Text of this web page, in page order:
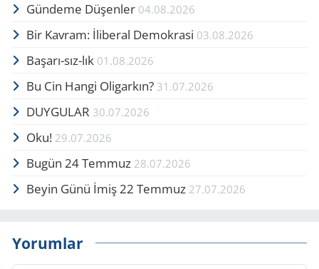
Gündeme Düşenler 04.08.2026
Bir Kavram: İliberal Demokrasi 03.08.2026
Başarı-sız-lık 01.08.2026
Bu Cin Hangi Oligarkın? 31.07.2026
DUYGULAR 30.07.2026
Oku! 29.07.2026
Bugün 24 Temmuz 28.07.2026
Beyin Günü İmiş 22 Temmuz 27.07.2026
Yorumlar